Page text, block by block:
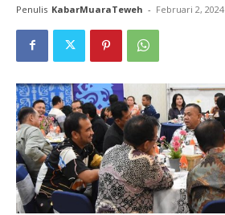
Penulis KabarMuaraTeweh - Februari 2, 2024